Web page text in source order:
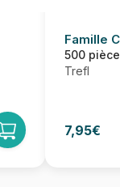
Famille
500
Trefl
7,95€